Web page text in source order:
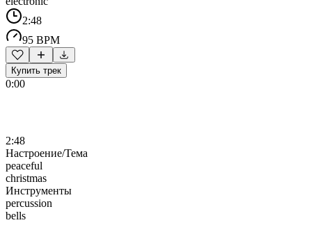
2:48
95 BPM
Купить трек
0:00
2:48
Настроение/Тема
peaceful
christmas
Инструменты
percussion
bells